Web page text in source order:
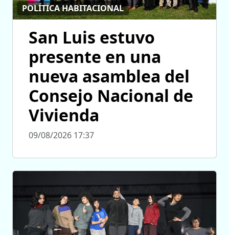
POLÍTICA HABITACIONAL
San Luis estuvo
presente en una
nueva asamblea del
Consejo Nacional de
Vivienda
09/08/2026 17:37